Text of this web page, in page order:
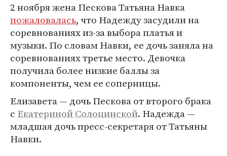
2 ноября жена Пескова Татьяна Навка
пожаловалась, что Надежду засудили на
соревнованиях из-за выбора платья и
музыки. По словам Навки, ее дочь заняла на
соревнованиях третье место. Девочка
получила более низкие баллы за
компоненты, чем ее соперницы.
Елизавета — дочь Пескова от второго брака
с Екатериной Солоцинской. Надежда —
младшая дочь пресс-секретаря от Татьяны
Навки.